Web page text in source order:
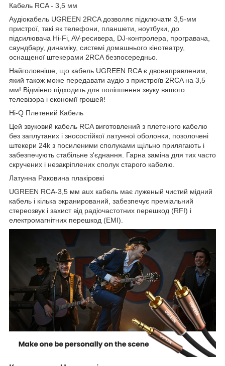
Кабель RCA - 3,5 мм
Аудіокабель UGREEN 2RCA дозволяє підключати 3,5-мм
пристрої, такі як телефони, планшети, ноутбуки, до
підсилювача Hi-Fi, AV-ресивера, DJ-контролера, програвача,
саундбару, динаміку, системі домашнього кінотеатру,
оснащеної штекерами 2RCA безпосередньо.
Найголовніше, що кабель UGREEN RCA є двонаправленим,
який також може передавати аудіо з пристроїв 2RCA на 3,5
мм! Відмінно підходить для поліпшення звуку вашого
телевізора і економії грошей!
Hi-Q Плетений Кабель
Цей звуковий кабель RCA виготовлений з плетеного кабелю
без заплутаних і зносостійкої латунної оболонки, позолочені
штекери 24k з посиленими сполуками щільно прилягають і
забезпечують стабільне з'єднання. Гарна заміна для тих часто
скручених і незакріплених сполук старого кабелю.
Латунна Раковина плакіровкі
UGREEN RCA-3,5 мм aux кабель має луженый чистий мідний
кабель і кілька экранирований, забезпечує преміальний
стереозвук і захист від радіочастотних перешкод (RFI) і
електромагнітних перешкод (EMI).